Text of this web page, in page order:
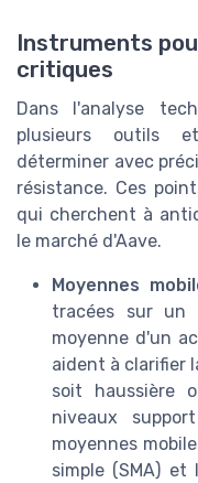
Instruments
critiques
Dans l'analyse
plusieurs outils
déterminer avec
résistance. Ces
qui cherchent à
le marché d'Aave.
Moyennes
tracées sur un
moyenne d'un
aident à clarifier
soit haussière
niveaux
moyennes
simple (SMA) et